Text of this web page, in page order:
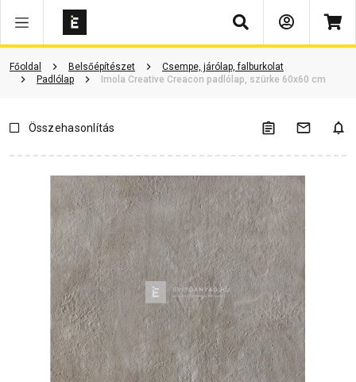
Keresés
Főoldal Belsőépítészet
Csempe, járólap, falburkolat
Padlólap
Imola Creative Creacon padlólap, szürke 60x60 cm
Vásárlói vélemények Kérdések és válaszok Kapcsolódó cikkek
Összehasonlítás